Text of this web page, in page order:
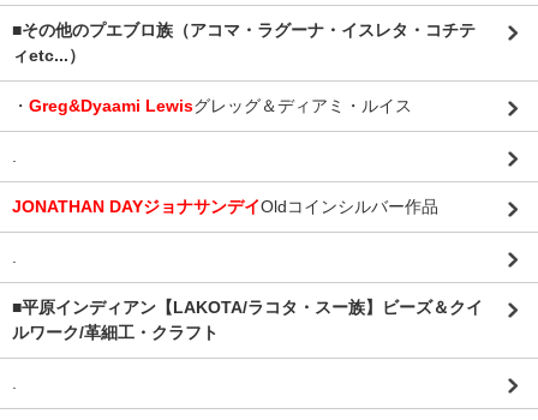
■その他のプエブロ族（アコマ・ラグーナ・イスレタ・コチテ
ィetc...）
・ Greg&Dyaami Lewisグレッグ＆ディアミ・ルイス
.
JONATHAN DAYジョナサンデイOldコインシルバー作品
.
■平原インディアン【LAKOTA/ラコタ・スー族】ビーズ＆クイ
ルワーク/革細工・クラフト
.